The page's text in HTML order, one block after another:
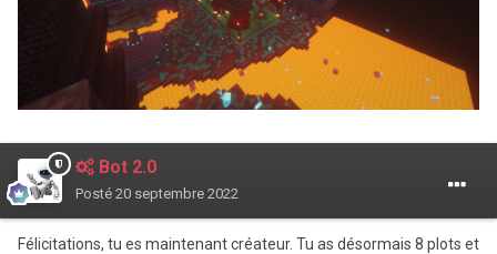
Bot 2.0
Posté 20 septembre 2022
Félicitations, tu es maintenant créateur. Tu as désormais 8 plots et